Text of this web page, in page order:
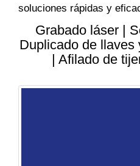
soluciones rápidas y
Grabado láser |
Duplicado de llaves
| Afilado de